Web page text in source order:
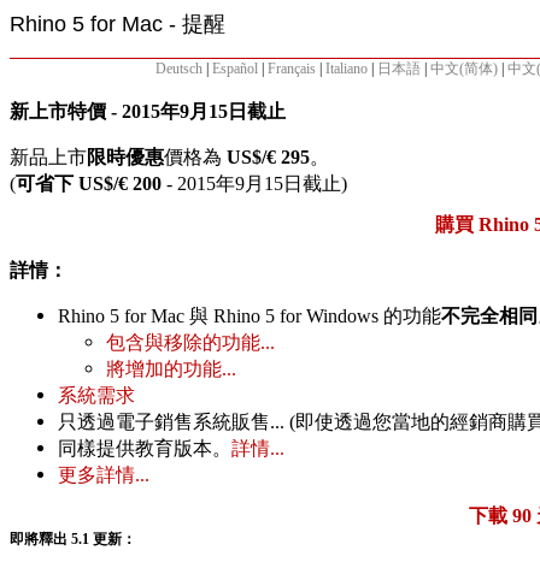
Rhino 5 for Mac - 提醒
Deutsch Español Français Italiano 日本語 中文(简体) 中文
新上市特價 - 2015年9月15日截止
新品上市限時優惠價格為 US$/€ 295。
(可省下 US$/€ 200 - 2015年9月15日截止)
購買 Rhino
詳情：
Rhino 5 for Mac 與 Rhino 5 for Windows 的功能不完全相同
包含與移除的功能...
將增加的功能...
系統需求
只透過電子銷售系統販售... (即使透過您當地的經銷商購
同樣提供教育版本。 詳情...
更多詳情...
下載 90
即將釋出 5.1 更新：